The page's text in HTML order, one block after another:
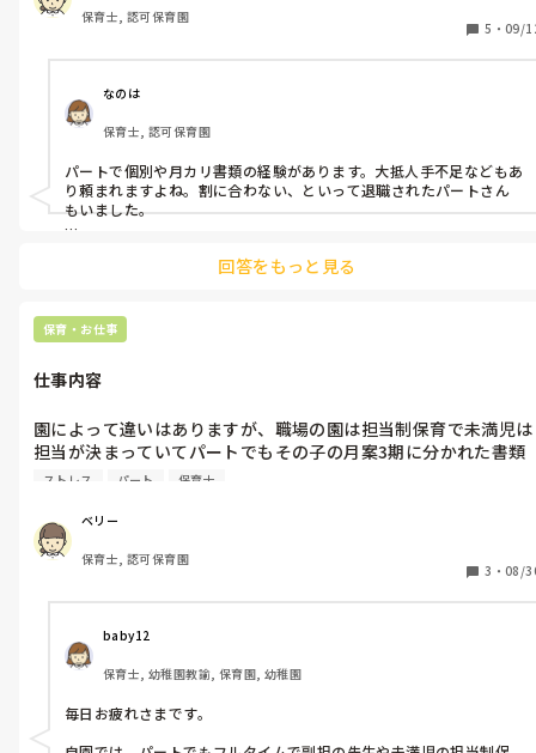
保育士, 認可保育園
5 ・ 09/
なのは
保育士, 認可保育園
パートで個別や月カリ書類の経験があります。大抵人手不足などもあ
り頼まれますよね。割に合わない、といって退職されたパートさん
もいました。
ありました。資格がある場合はパートでも重宝される傾向がありま
回答をもっと見る
保育・お仕事
仕事内容
園によって違いはありますが、職場の園は担当制保育で未満児は
担当が決まっていてパートでもその子の月案3期に分かれた書類
の作成があります。
別の園にはそのような書類なくホントに子どもの見守りお世話す
るだけのようで楽だと聞きました。
保育園、こども園もそのようなところありますか？
未満児クラスの先生で補助で入る先生、主担任以外の先生はお帳
面以外に書類ありますか？
職場の園はあるので嫌です。
ストレス パート 保育士
ベリー
保育士, 認可保育園
3 ・ 08/
baby12
保育士, 幼稚園教諭, 保育園, 幼稚園
毎日お疲れさまです。